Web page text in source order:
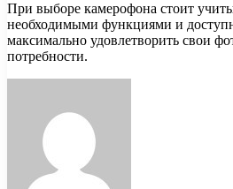
При выборе камерофона стоит
необходимыми функциями и
максимально удовлетворить свои
потребности.